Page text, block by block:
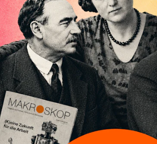
machen. Doch genau an dieser
das politische System.